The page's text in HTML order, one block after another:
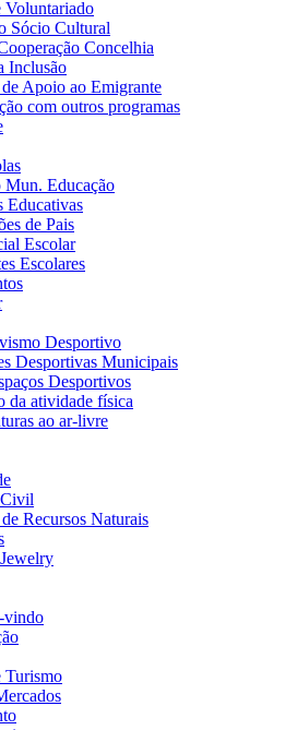
Voluntariado
Sócio Cultural
Concelhia
Inclusão
Apoio ao Emigrante
com outros programas
Mun. Educação
Educativas
de Pais
Escolar
Escolares
Desportivo
Desportivas Municipais
Desportivos
da atividade física
ao ar-livre
Recursos Naturais
vindo
Turismo